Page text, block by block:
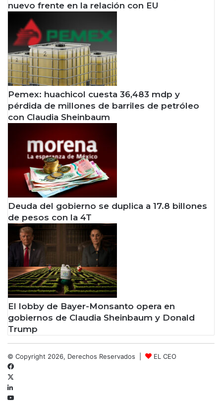
nuevo frente en la relación con EU
Pemex: huachicol cuesta 36,483 mdp y
pérdida de millones de barriles de petróleo
con Claudia Sheinbaum
Deuda del gobierno se duplica a 17.8 billones
de pesos con la 4T
El lobby de Bayer-Monsanto opera en
gobiernos de Claudia Sheinbaum y Donald
Trump
© Copyright 2026, Derechos Reservados |
EL CEO